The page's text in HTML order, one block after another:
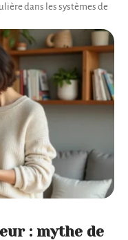
dans les systèmes de
: mythe de